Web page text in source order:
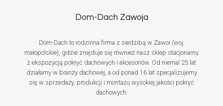
Dom-Dach Zawoja
Dom-Dach to rodzinna firma z siedzibą w Zawoi (woj.
małopolskie), gdzie znajduje się również nasz sklep stacjonarny
z ekspozycją pokryć dachowych i akcesoriów. Od niemal 25 lat
działamy w branży dachowej, a od ponad 16 lat specjalizujemy
się w sprzedaży, produkcji i montażu wysokiej jakości pokryć
dachowych.